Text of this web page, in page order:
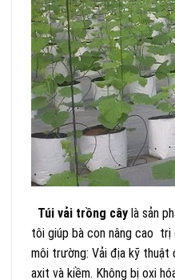
Túi vải trồng cây là sản
tôi giúp bà con nâng cao
môi trường: Vải địa kỹ
axit và kiềm. Không bị oxi